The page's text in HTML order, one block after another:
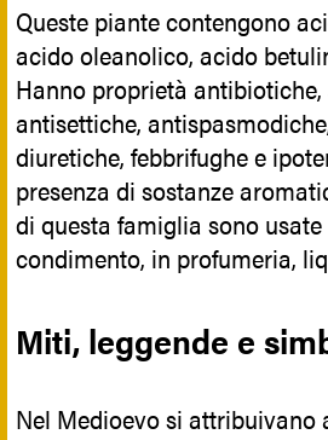
Queste piante contengono
acido oleanolico, acido
Hanno proprietà
antisettiche,
diuretiche, febbrifughe e
presenza di sostanze
di questa famiglia sono
condimento, in profumeria,
Miti, leggende e
Nel Medioevo si attribuivano